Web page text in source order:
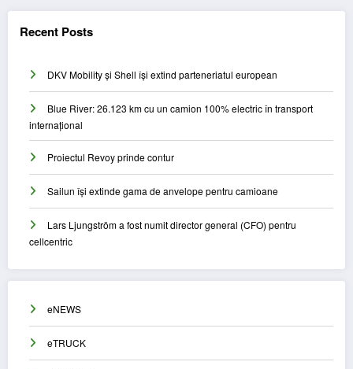
Recent Posts
DKV Mobility și Shell își extind parteneriatul european
Blue River: 26.123 km cu un camion 100% electric în transport
internațional
Proiectul Revoy prinde contur
Sailun își extinde gama de anvelope pentru camioane
Lars Ljungström a fost numit director general (CFO) pentru
cellcentric
eNEWS
eTRUCK